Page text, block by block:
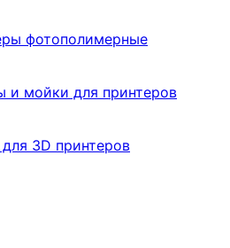
фотополимерные
и мойки для принтеров
3D принтеров